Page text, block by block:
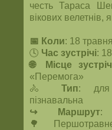
честь Тараса
вікових велетнів,
📅 Коли: 18
🕓 Час зустрічі:
🌐 Місце
«Перемога»
🚴Тип: для
пізнавальна
↪ Маршрут:
🌳